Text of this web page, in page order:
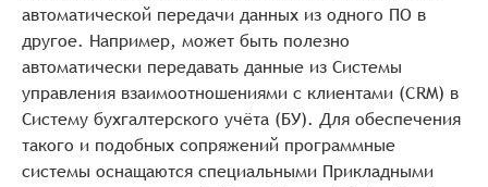
автоматической передачи данных из одного ПО в
другое. Например, может быть полезно
автоматически передавать данные из Системы
управления взаимоотношениями с клиентами (CRM) в
Систему бухгалтерского учёта (БУ). Для обеспечения
такого и подобных сопряжений программные
системы оснащаются специальными Прикладными